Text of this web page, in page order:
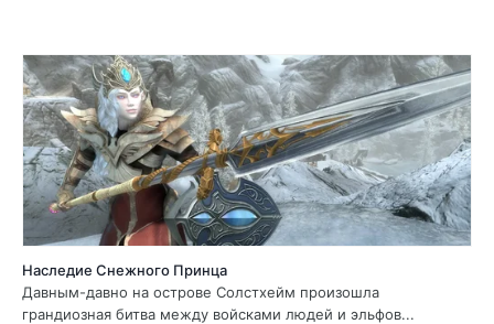
Наследие Снежного Принца
Давным-давно на острове Солстхейм произошла
грандиозная битва между войсками людей и эльфов...